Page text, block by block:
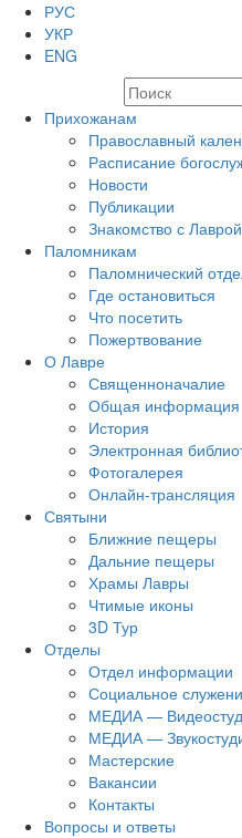
РУС
УКР
ENG
Прихожанам
Православный
Расписание
Новости
Публикации
Знакомство с Лаврой
Паломникам
Паломнический
Где остановиться
Что посетить
Пожертвование
О Лавре
Священноначалие
Общая информация
История
Электронная
Фотогалерея
Онлайн-трансляция
Святыни
Ближние пещеры
Дальние пещеры
Храмы Лавры
Чтимые иконы
3D Тур
Отделы
Отдел информации
Социальное
МЕДИА —
МЕДИА —
Мастерские
Вакансии
Контакты
Вопросы и ответы